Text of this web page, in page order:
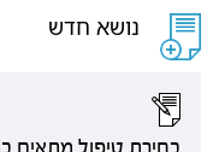
נושא חדש
בחירת טיפול מתאים